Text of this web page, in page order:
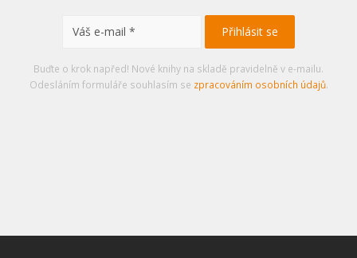
Buďte o krok napřed! Nové knihy na skladě pravidelně v e-mailu.
Odesláním formuláře souhlasím se zpracováním osobních údajů.